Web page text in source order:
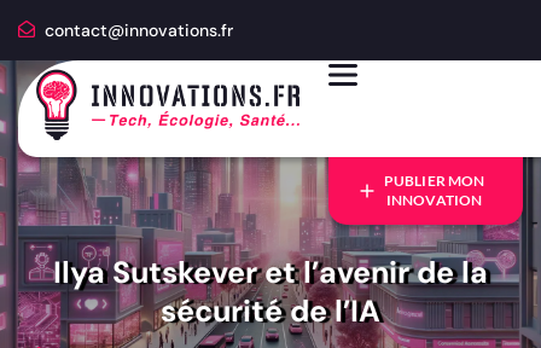
contact@innovations.fr
PUBLIER MON
INNOVATION
Ilya Sutskever et l’avenir de la
sécurité de l’IA